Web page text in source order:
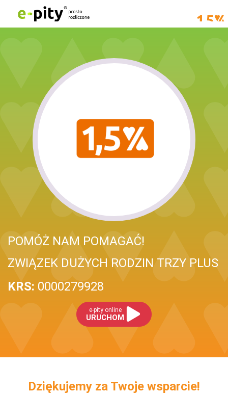
POMÓŻ NAM POMAGAĆ!
ZWIĄZEK DUŻYCH RODZIN TRZY PLUS
KRS: 0000279928
e-pity online
URUCHOM
Dziękujemy za Twoje wsparcie!